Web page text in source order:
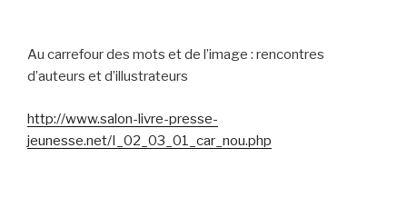
Au carrefour des mots et de l’image : rencontres
d’auteurs et d’illustrateurs
http://www.salon-livre-presse-
jeunesse.net/I_02_03_01_car_nou.php